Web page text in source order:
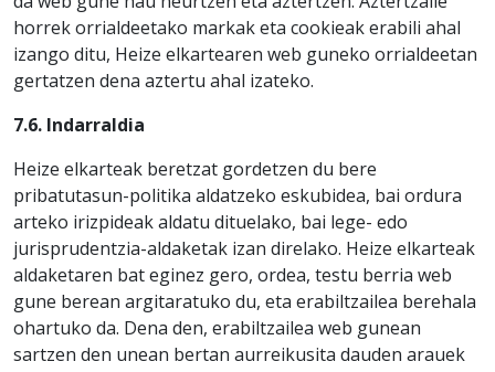
horrek orrialdeetako markak eta cookieak erabili ahal
izango ditu, Heize elkartearen web guneko orrialdeetan
gertatzen dena aztertu ahal izateko.
7.6. Indarraldia
Heize elkarteak beretzat gordetzen du bere
pribatutasun-politika aldatzeko eskubidea, bai ordura
arteko irizpideak aldatu dituelako, bai lege- edo
jurisprudentzia-aldaketak izan direlako. Heize elkarteak
aldaketaren bat eginez gero, ordea, testu berria web
gune berean argitaratuko du, eta erabiltzailea berehala
ohartuko da. Dena den, erabiltzailea web gunean
sartzen den unean bertan aurreikusita dauden arauek